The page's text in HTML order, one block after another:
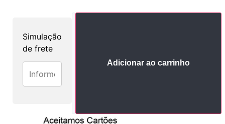
Simulação
de frete
Adicionar ao carrinho